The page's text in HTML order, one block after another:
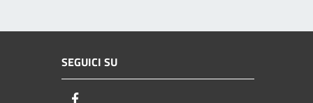
SEGUICI SU